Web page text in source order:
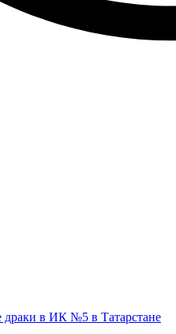
драки в ИК №5 в Татарстане